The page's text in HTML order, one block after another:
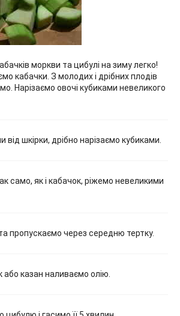
моркви та цибулі на зиму легко!
кабачки. З молодих і дрібних плодів
Нарізаємо овочі кубиками невеликого
шкірки, дрібно нарізаємо кубиками.
само, як і кабачок, ріжемо невеликими
пропускаємо через середню тертку.
або казан наливаємо олію.